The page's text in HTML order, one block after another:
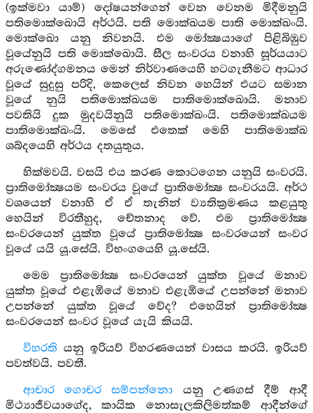
(ඉක්මවා යාම්) දෝෂයන්ගෙන් වෙන වෙනම මිදීමනුයි
පතිමොක්ඛොයි අර්ථයි. පති මොක්ඛයම පාති මොක්ඛංයි.
මොක්ඛො යනු නිවනයි. එම මෝක්‍ෂයාගේ පිළිබිඹුව
වූයේනුයි පති මොක්ඛොයි. සීල සංවරය වනාහි සූර්යයාට
අරුණෝද්ගමනය මෙන් නිර්වාණයෙහි හටගැනීමට ආධාර
වූයේ සුදුසු පරිදි, කෙලෙස් නිවන හෙයින් එයට සමාන
වූයේ නුයි පතිමොක්ඛයම පාතිමොක්ඛොයි. මනාව
පවතියි දුක මුදවයිනුයි පතිමොක්ඛංයි. පතිමොක්ඛයම
පාතිමොක්ඛංයි. මෙසේ එතෙක් මෙහි පාතිමොක්ඛ
ශබ්දයෙහි අර්ථය දතයුතුය.
හික්මවයි. වසයි එය කරණ කොටගෙන යනුයි සංවරයි.
ප්‍රාතිමෝක්‍ෂයම සංවරය වූයේ ප්‍රාතිමෝක්‍ෂ සංවරයයි. අර්ථ
වශයෙන් වනාහි ඒ ඒ තැනින් ව්‍යතික්‍රමණය කළයුතු
හෙයින් විරතීහුද, චේතනාද වේ. එම ප්‍රාතිමෝක්‍ෂ
සංවරයෙන් යුක්ත වූයේ ප්‍රාතිමෝක්‍ෂ සංවරයෙන් සංවර
වූයේ යයි යූ.සේයි. විභංගයෙහි යූ.සේයි.
මෙම ප්‍රාතිමෝක්‍ෂ සංවරයෙන් යුක්ත වූයේ මනාව
යුක්ත වූයේ එළැඹියේ මනාව එළැඹියේ උපන්නේ මනාව
උපන්නේ යුක්ත වූයේ වේද? එහෙයින් ප්‍රාතිමෝක්‍ෂ
සංවරයෙන් සංවර වූයේ යැයි කියයි.
විහරති යනු ඉරියව් විහරණයෙන් වාසය කරයි. ඉරියව්
පවත්වයි. පවතී.
ආචාර ගොචර සම්පන්නො යනු උණගස් දීම් ආදී
මිථ්‍යාජීවයාගේද, කායික නොසැලකිලිමත්කම් ආදීන්ගේ